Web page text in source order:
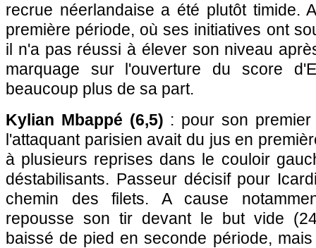
recrue néerlandaise a été plutôt timide.
première période, où ses initiatives ont
il n'a pas réussi à élever son niveau
marquage sur l'ouverture du score
beaucoup plus de sa part.
Kylian Mbappé (6,5) : pour son
l'attaquant parisien avait du jus en
à plusieurs reprises dans le couloir
déstabilisants. Passeur décisif pour
chemin des filets. A cause
repousse son tir devant le but vide
baissé de pied en seconde période,